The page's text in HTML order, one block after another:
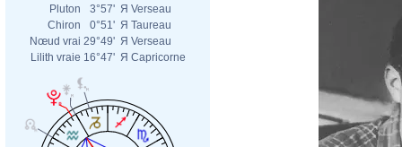
Pluton
3°57' Я Verseau
Chiron
0°51' Я Taureau
Nœud vrai 29°49' Я Verseau
Lilith vraie 16°47' Я Capricorne